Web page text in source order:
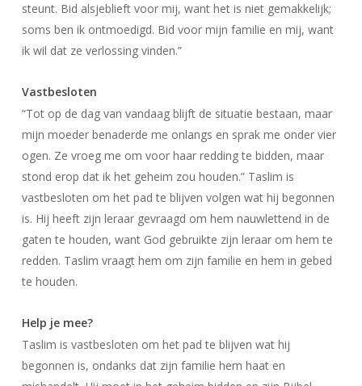
steunt. Bid alsjeblieft voor mij, want het is niet gemakkelijk;
soms ben ik ontmoedigd. Bid voor mijn familie en mij, want
ik wil dat ze verlossing vinden.”
Vastbesloten
“Tot op de dag van vandaag blijft de situatie bestaan, maar
mijn moeder benaderde me onlangs en sprak me onder vier
ogen. Ze vroeg me om voor haar redding te bidden, maar
stond erop dat ik het geheim zou houden.” Taslim is
vastbesloten om het pad te blijven volgen wat hij begonnen
is. Hij heeft zijn leraar gevraagd om hem nauwlettend in de
gaten te houden, want God gebruikte zijn leraar om hem te
redden. Taslim vraagt hem om zijn familie en hem in gebed
te houden.
Help je mee?
Taslim is vastbesloten om het pad te blijven wat hij
begonnen is, ondanks dat zijn familie hem haat en